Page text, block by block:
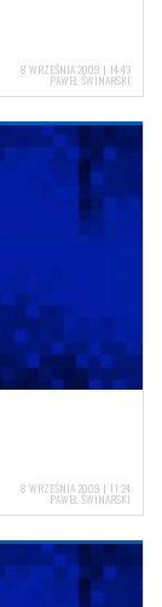
8 WRZEŚNIA 2009 | 14:43
PAWEŁ ŚWINARSKI
8 WRZEŚNIA 2009 | 11:24
PAWEŁ ŚWINARSKI